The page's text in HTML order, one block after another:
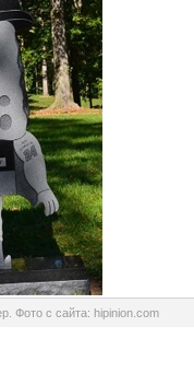
Фото с сайта: hipinion.com